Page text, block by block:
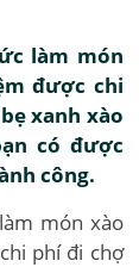
làm món
được chi
xanh xào
có được
công.
món xào
phí đi chợ